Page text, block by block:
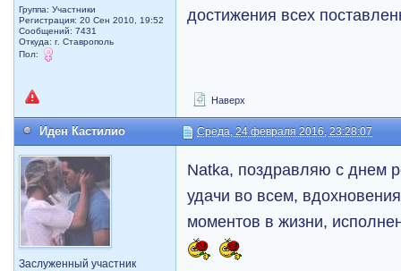
Группа: Участники
Регистрация: 20 Сен 2010, 19:52
Сообщений: 7431
Откуда: г. Ставрополь
Пол:
достижения всех
Наверх
Иден Кастилио Среда, 24 февраля 2016, 23:28:07
Заслуженный участник
Natka, поздравляю с днем
удачи во всем,
моментов в жизни,